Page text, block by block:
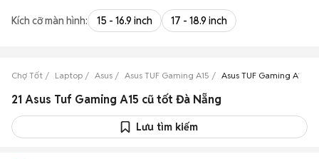
Kích cỡ màn hình: 15 - 16.9 inch 17 - 18.9 inch
Chợ Tốt Laptop Asus Asus TUF Gaming A15 Asus TUF Gaming A15
21 Asus Tuf Gaming A15 cũ tốt Đà Nẵng
Lưu tìm kiếm